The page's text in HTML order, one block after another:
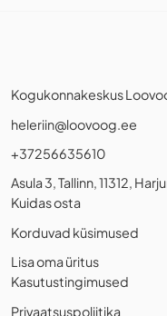
Kogukonnakeskus
heleriin@loovoog.ee
+37256635610
Asula 3, Tallinn, 11312,
Kuidas osta
Korduvad küsimused
Lisa oma üritus
Kasutustingimused
Privaatsuspoliitika